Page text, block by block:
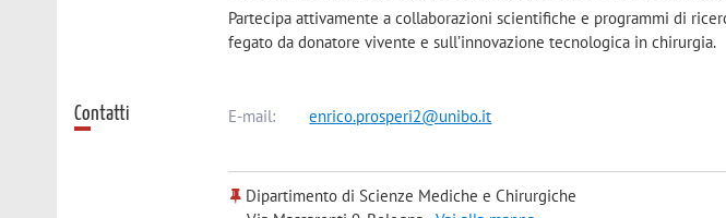
Partecipa attivamente a collaborazioni scientifiche e programmi di
fegato da donatore vivente e sull’innovazione tecnologica in chirurgia.
Contatti E-mail: enrico.prosperi2@unibo.it
Dipartimento di Scienze Mediche e Chirurgiche